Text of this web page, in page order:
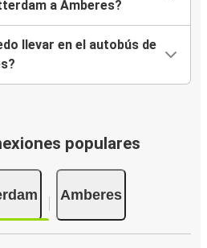
a Amberes?
llevar en el autobús de
populares
Amberes